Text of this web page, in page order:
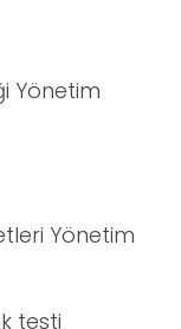
Yönetim
Yönetim
testi